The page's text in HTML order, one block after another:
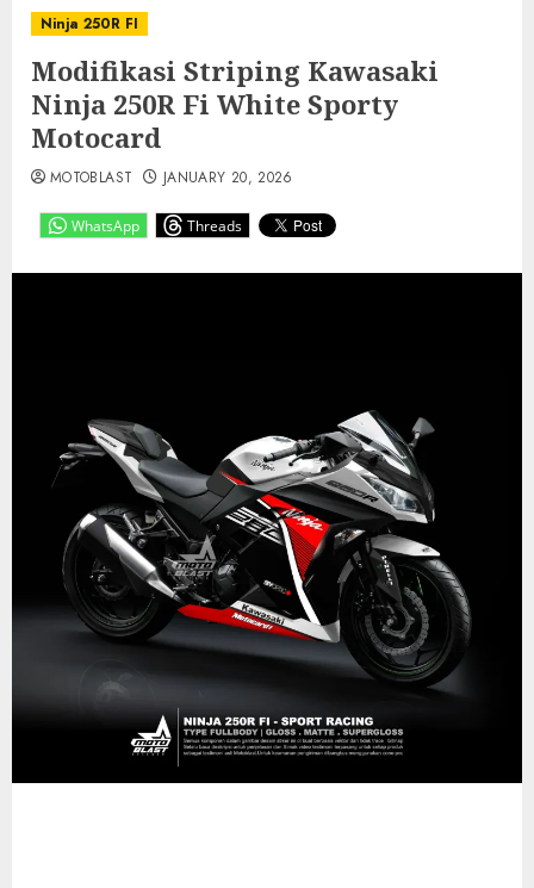
Ninja 250R FI
Modifikasi Striping Kawasaki
Ninja 250R Fi White Sporty
Motocard
WhatsApp Threads
MOTOBLAST JANUARY 20, 2026